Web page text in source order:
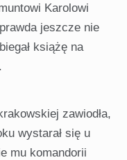
Karolowi
jeszcze nie
książę na
zawiodła,
wystarał się u
mu komandorii